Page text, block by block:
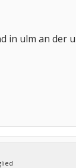
in ulm an der